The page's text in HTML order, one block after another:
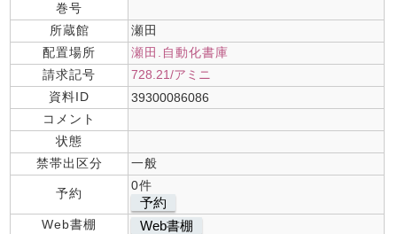
巻号
所蔵館
瀬田
配置場所
瀬田.自動化書庫
請求記号
728.21/アミニ
資料ID
39300086086
コメント
状態
禁帯出区分
一般
予約
0件
予約
Web書棚 Web書棚